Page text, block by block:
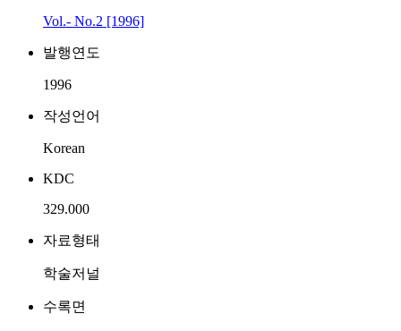
Vol.- No.2 [1996]
발행연도
1996
작성언어
Korean
KDC
329.000
자료형태
학술저널
수록면